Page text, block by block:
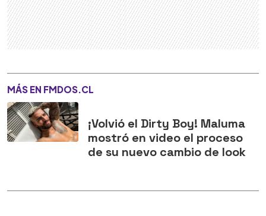
MÁS EN FMDOS.CL
¡Volvió el Dirty Boy! Maluma
mostró en video el proceso
de su nuevo cambio de look